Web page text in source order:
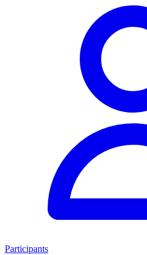
Participants